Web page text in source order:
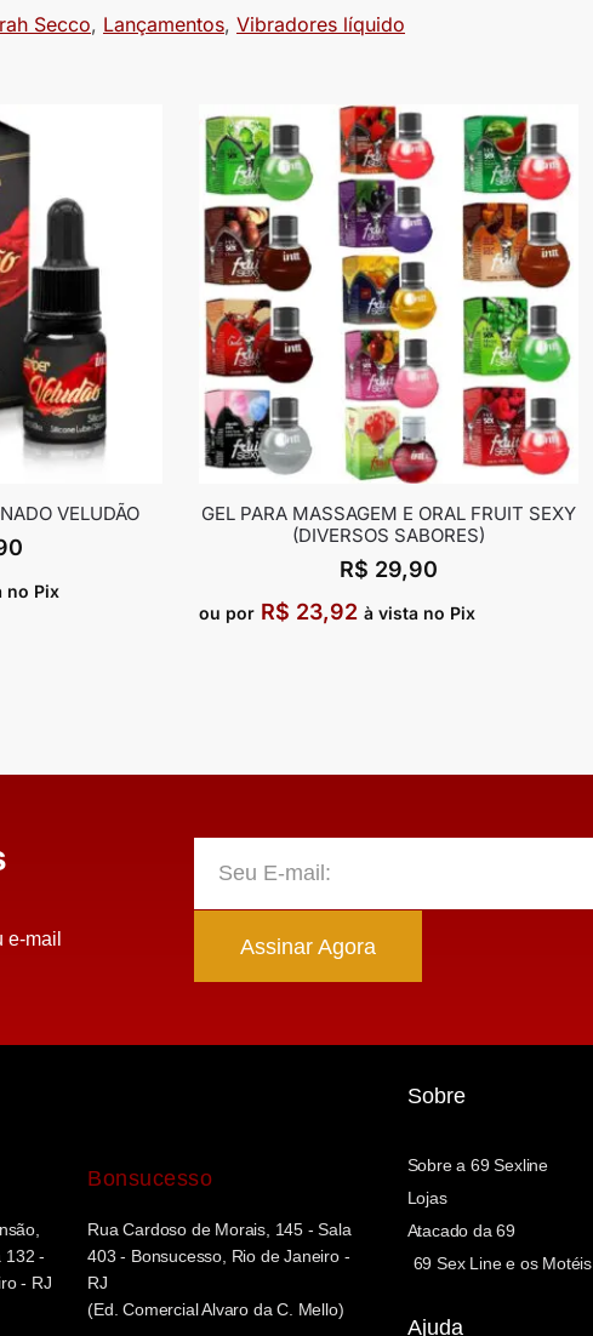
Secco, Lançamentos, Vibradores líquido
VELUDÃO
no Pix
GEL PARA MASSAGEM E ORAL FRUIT SEXY
(DIVERSOS SABORES)
R$ 29,90
ou por R$ 23,92 à vista no Pix
mail
Assinar Agora
132 -
- RJ
Bonsucesso
Rua Cardoso de Morais, 145 - Sala
403 - Bonsucesso, Rio de Janeiro -
RJ
(Ed. Comercial Alvaro da C. Mello)
Sobre
Sobre a 69 Sexline
Lojas
Atacado da 69
69 Sex Line e os Motéis
Ajuda